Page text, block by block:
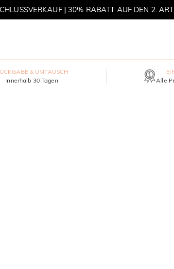
| 30% RABATT AUF DEN 2.
& UMTAUSCH
Innerhalb 30 Tagen
Alle